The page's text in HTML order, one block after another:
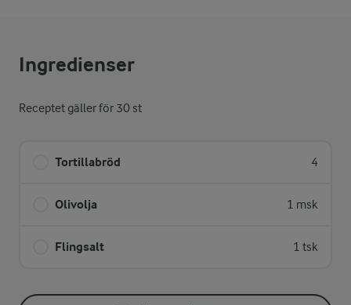
Ingredienser
Receptet gäller för 30 st
Tortillabröd 4
Olivolja 1 msk
Flingsalt 1 tsk